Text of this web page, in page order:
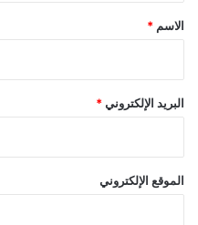
*
الاسم *
البريد الإلكتروني *
الموقع الإلكتروني